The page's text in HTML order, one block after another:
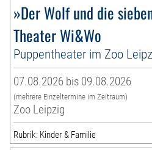
»Der Wolf und die
Theater Wi&Wo
Puppentheater im Zoo
07.08.2026 bis 09.08.2026
(mehrere Einzeltermine im Zeitraum)
Zoo Leipzig
Rubrik: Kinder & Familie